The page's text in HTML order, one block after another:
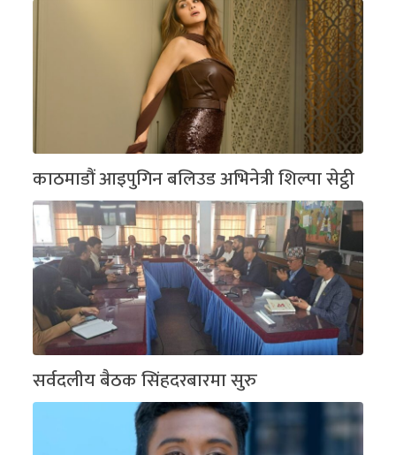
काठमाडौं आइपुगिन बलिउड अभिनेत्री शिल्पा सेट्ठी
सर्वदलीय बैठक सिंहदरबारमा सुरु